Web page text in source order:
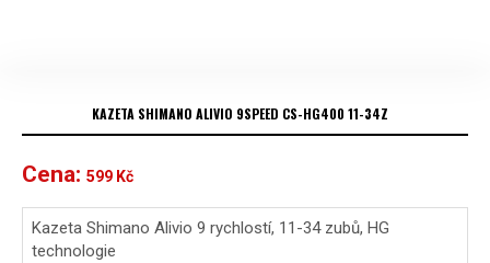
KAZETA SHIMANO ALIVIO 9SPEED CS-HG400 11-34Z
Cena: 599 Kč
Kazeta Shimano Alivio 9 rychlostí, 11-34 zubů, HG
technologie